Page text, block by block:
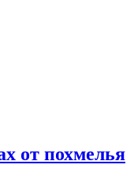
от похмелья